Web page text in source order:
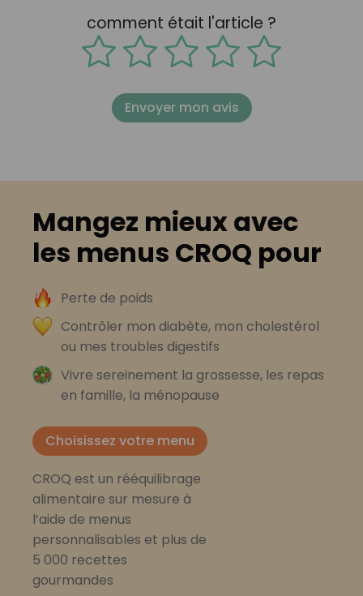
comment était l'article ?
Envoyer mon avis
Mangez mieux avec
les menus CROQ pour
Perte de poids
Contrôler mon diabète, mon cholestérol
ou mes troubles digestifs
Vivre sereinement la grossesse, les repas
en famille, la ménopause
Choisissez votre menu
CROQ est un rééquilibrage
alimentaire sur mesure à
l’aide de menus
personnalisables et plus de
5 000 recettes
gourmandes